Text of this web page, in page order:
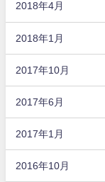
2018年4月
2018年1月
2017年10月
2017年6月
2017年1月
2016年10月